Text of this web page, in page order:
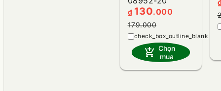
₫ 130.000
179.000
add_shopping_cart Chọn
mua